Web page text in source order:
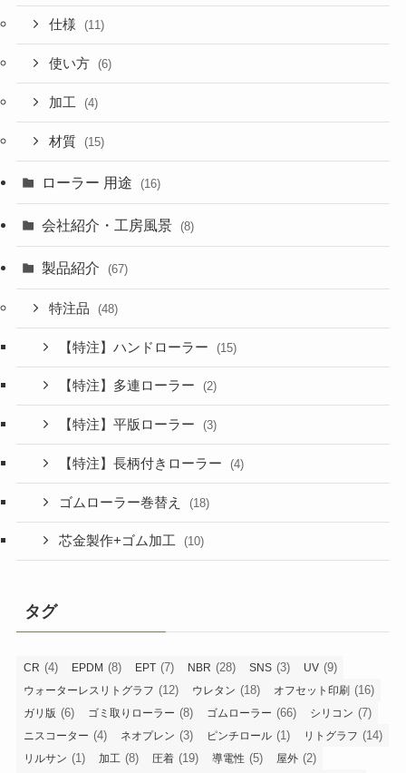
仕様 (11)
使い方 (6)
加工 (4)
材質 (15)
ローラー 用途 (16)
会社紹介・工房風景 (8)
製品紹介 (67)
特注品 (48)
【特注】ハンドローラー (15)
【特注】多連ローラー (2)
【特注】平版ローラー (3)
【特注】長柄付きローラー (4)
ゴムローラー巻替え (18)
芯金製作+ゴム加工 (10)
タグ
CR (4) EPDM (8) EPT (7) NBR (28) SNS (3) UV (9)
ウォーターレスリトグラフ (12) ウレタン (18) オフセット印刷 (16)
ガリ版 (6) ゴミ取りローラー (8) ゴムローラー (66) シリコン (7)
ニスコーター (4) ネオプレン (3) ピンチロール (1) リトグラフ (14)
リルサン (1) 加工 (8) 圧着 (19) 導電性 (5) 屋外 (2)